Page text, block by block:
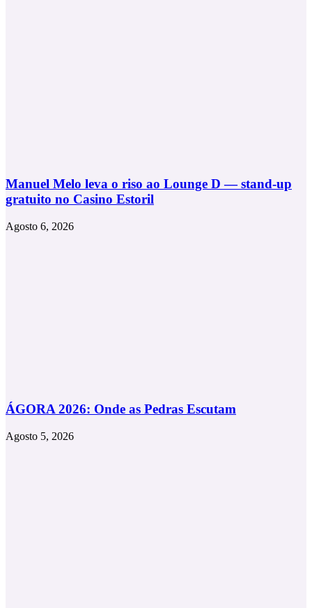
Manuel Melo leva o riso ao Lounge D — stand-up
gratuito no Casino Estoril
Agosto 6, 2026
ÁGORA 2026: Onde as Pedras Escutam
Agosto 5, 2026